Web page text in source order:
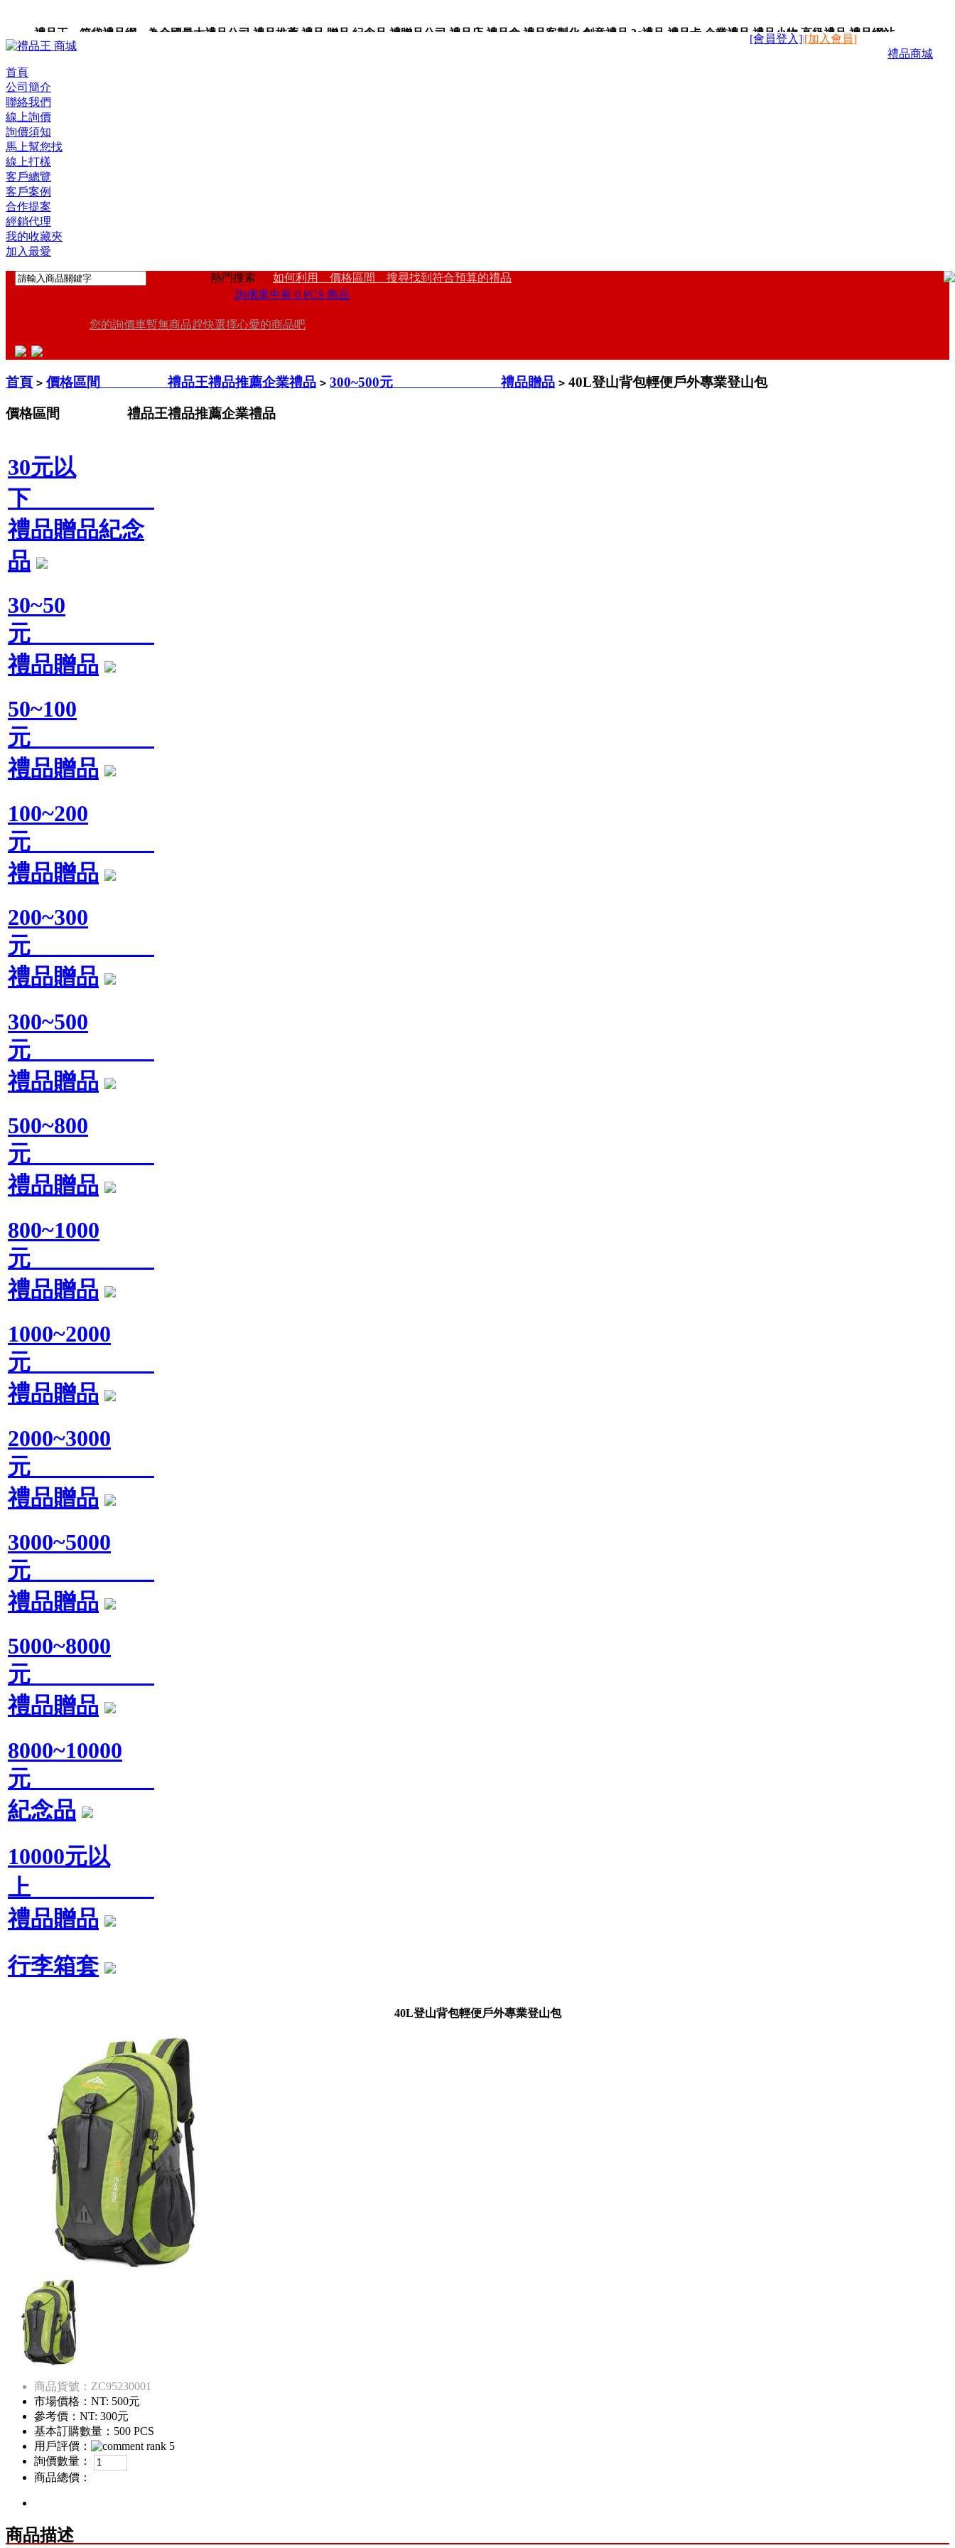
禮品王 箱袋禮品網 為全國最大禮品公司,禮品推薦,禮品,贈品,紀念品,禮贈品公司,禮品店,禮品盒,禮品客製化,創意禮品,3c禮品,禮品卡,企業禮品,禮品小物,高級禮品,禮品網站。
禮品商城
[會員登入]|[加入會員]
首頁
公司簡介
聯絡我們
線上詢價
詢價須知
馬上幫您找
線上打樣
客戶總覽
客戶案例
合作提案
經銷代理
我的收藏夾
加入最愛
熱門搜索 ： 如何利用 價格區間 搜尋找到符合預算的禮品
詢價車中有 0 PCS 商品
您的詢價車暫無商品趕快選擇心愛的商品吧
首頁 > 價格區間 禮品王禮品推薦企業禮品 > 300~500元 禮品贈品 > 40L登山背包輕便戶外專業登山包
價格區間 禮品王禮品推薦企業禮品
30元以
下
禮品贈品紀念
品
30~50
元
禮品贈品
50~100
元
禮品贈品
100~200
元
禮品贈品
200~300
元
禮品贈品
300~500
元
禮品贈品
500~800
元
禮品贈品
800~1000
元
禮品贈品
1000~2000
元
禮品贈品
2000~3000
元
禮品贈品
3000~5000
元
禮品贈品
5000~8000
元
禮品贈品
8000~10000
元
紀念品
10000元以
上
禮品贈品
行李箱套
40L登山背包輕便戶外專業登山包
商品貨號：ZC95230001
市場價格： NT: 500元
參考價： NT: 300元
基本訂購數量：500 PCS
用戶評價：
詢價數量：
商品總價：
商品描述